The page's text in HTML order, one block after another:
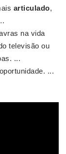
articulado,
na vida
televisão ou
...
...